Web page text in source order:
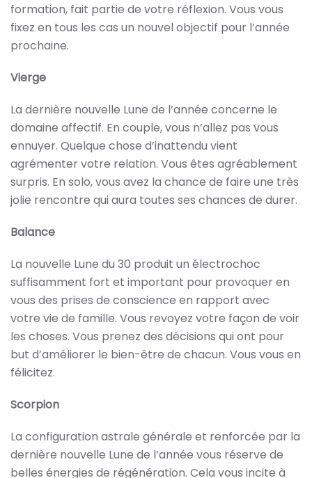
formation, fait partie de votre réflexion. Vous vous
fixez en tous les cas un nouvel objectif pour l’année
prochaine.
Vierge
La dernière nouvelle Lune de l’année concerne le
domaine affectif. En couple, vous n’allez pas vous
ennuyer. Quelque chose d’inattendu vient
agrémenter votre relation. Vous êtes agréablement
surpris. En solo, vous avez la chance de faire une très
jolie rencontre qui aura toutes ses chances de durer.
Balance
La nouvelle Lune du 30 produit un électrochoc
suffisamment fort et important pour provoquer en
vous des prises de conscience en rapport avec
votre vie de famille. Vous revoyez votre façon de voir
les choses. Vous prenez des décisions qui ont pour
but d’améliorer le bien-être de chacun. Vous vous en
félicitez.
Scorpion
La configuration astrale générale et renforcée par la
dernière nouvelle Lune de l’année vous réserve de
belles énergies de régénération. Cela vous incite à